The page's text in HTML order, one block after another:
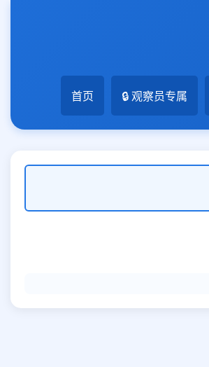
首页 🔒 观察员专属